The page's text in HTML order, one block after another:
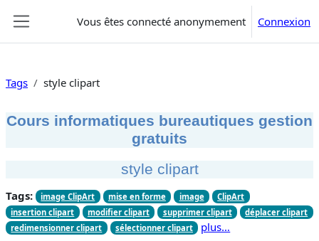
Vous êtes connecté anonymement Connexion
Tags style clipart
Cours informatiques bureautiques gestion
gratuits
style clipart
Tags: image ClipArt mise en forme image
ClipArt
insertion clipart
modifier clipart supprimer clipart
déplacer clipart
redimensionner clipart
sélectionner clipart plus…